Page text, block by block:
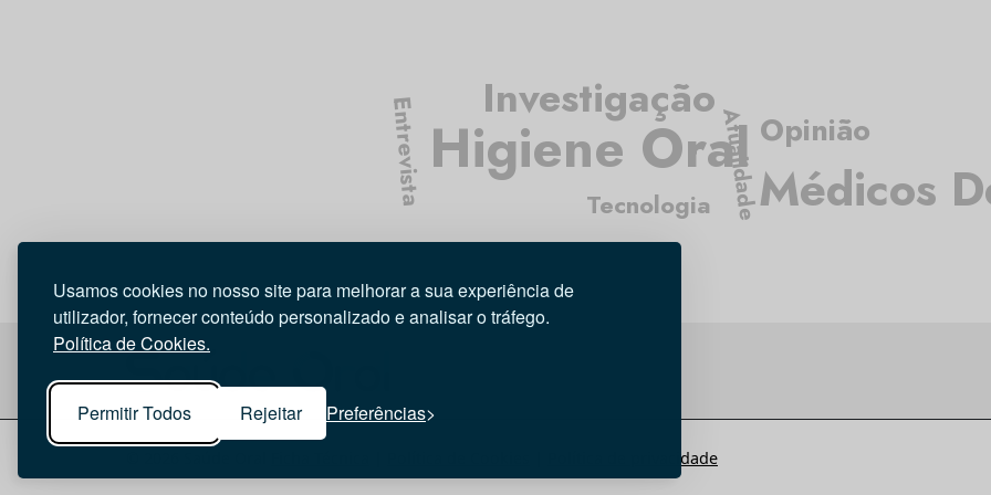
Usamos cookies no nosso site para melhorar a sua experiência de
utilizador, fornecer conteúdo personalizado e analisar o tráfego.
Política de Cookies.
Permitir Todos Rejeitar Preferências
AtualidadeMédicos
Higiene Oral
Entrevista Opinião
Tecnologia
Investigação
Política de privacidade